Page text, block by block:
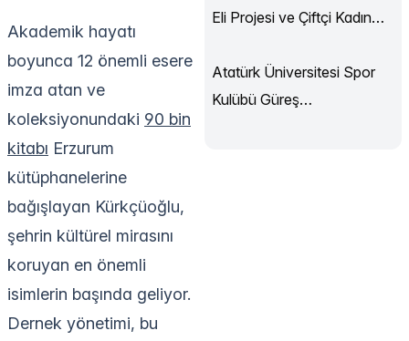
Akademik hayatı
boyunca 12 önemli esere
imza atan ve
koleksiyonundaki 90 bin
kitabı Erzurum
kütüphanelerine
bağışlayan Kürkçüoğlu,
şehrin kültürel mirasını
koruyan en önemli
isimlerin başında geliyor.
Dernek yönetimi, bu
Eli Projesi ve Çiftçi Kadın
Atatürk Üniversitesi Spor
Kulübü Güreş